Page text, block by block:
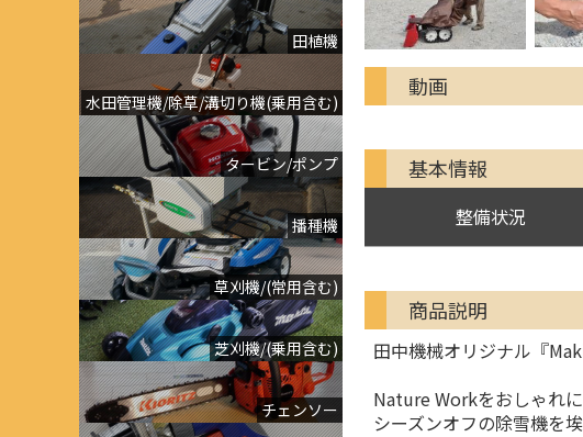
田植機
水田管理機/除草/溝切り機(乗用含む)
タービン/ポンプ
播種機
草刈機/(常用含む)
芝刈機/(乗用含む)
チェンソー
動画
基本情報
整備状況
商品説明
田中機械オリジナル『
Nature Workをおしゃれ
シーズンオフの除雪機を